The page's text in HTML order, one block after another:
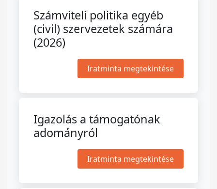
Számviteli politika egyéb
(civil) szervezetek számára
(2026)
Iratminta megtekintése
Igazolás a támogatónak
adományról
Iratminta megtekintése